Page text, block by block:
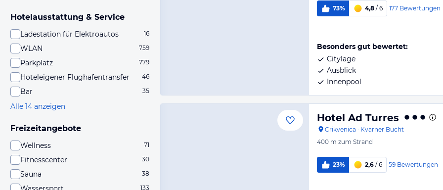
Hotelausstattung & Service
Ladestation für Elektroautos 16
WLAN 759
Parkplatz 779
Hoteleigener Flughafentransfer 46
Bar 35
Alle 14 anzeigen
Freizeitangebote
Wellness 71
Fitnesscenter 30
Sauna 38
133
73% 4,8 / 6 177 Bewertungen
Besonders gut bewertet:
Citylage
Ausblick
Innenpool
Hotel Ad Turres
Crikvenica · Kvarner Bucht
400 m zum Strand
23% 2,6 / 6 59 Bewertungen